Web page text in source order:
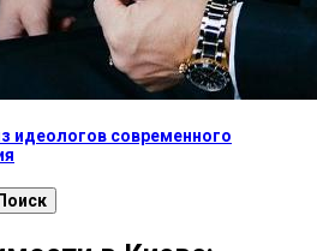
идеологов современного